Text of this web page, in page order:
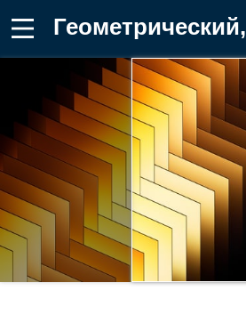
Геометрический, Слои, Темный, Узор Обои